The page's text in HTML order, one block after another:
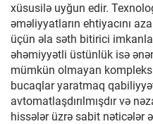
xüsusilə uyğun edir.
əməliyyatların ehtiyacını
üçün əla səth bitirici
əhəmiyyətli üstünlük isə
mümkün olmayan
bucaqlar yaratmaq
avtomatlaşdırılmışdır və
hissələr üzrə sabit nəticələr